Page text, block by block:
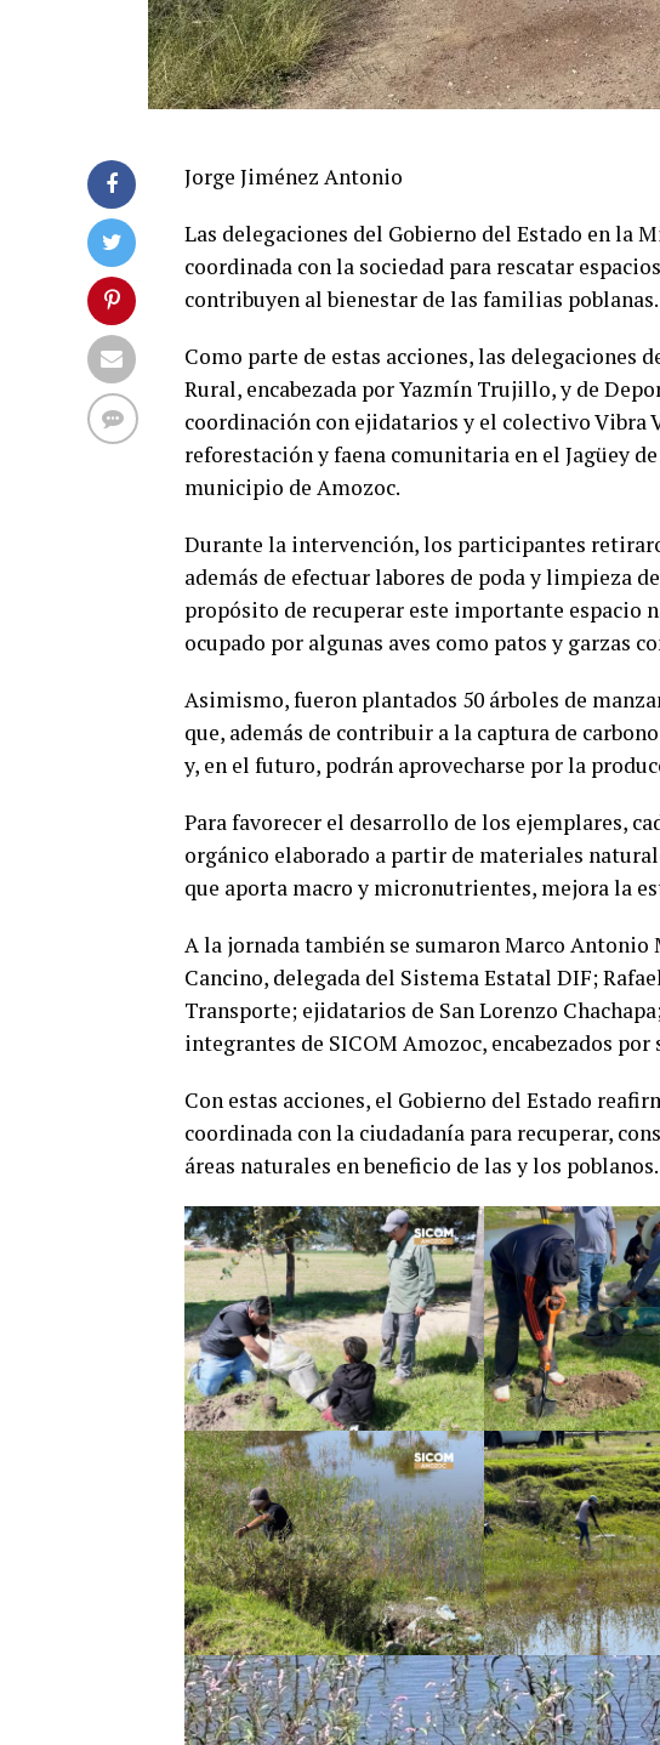
Jorge Jiménez Antonio
Las delegaciones del Gobierno del Estado en la
coordinada con la sociedad para rescatar
contribuyen al bienestar de las familias poblanas.
Como parte de estas acciones, las delegaciones
Rural, encabezada por Yazmín Trujillo, y de
coordinación con ejidatarios y el colectivo Vibra
reforestación y faena comunitaria en el Jagüey
municipio de Amozoc.
Durante la intervención, los participantes
además de efectuar labores de poda y limpieza
propósito de recuperar este importante espacio
ocupado por algunas aves como patos y garzas
Asimismo, fueron plantados 50 árboles de
que, además de contribuir a la captura de
y, en el futuro, podrán aprovecharse por la
Para favorecer el desarrollo de los ejemplares,
orgánico elaborado a partir de materiales
que aporta macro y micronutrientes, mejora la
A la jornada también se sumaron Marco Antonio
Cancino, delegada del Sistema Estatal DIF;
Transporte; ejidatarios de San Lorenzo
integrantes de SICOM Amozoc, encabezados
Con estas acciones, el Gobierno del Estado
coordinada con la ciudadanía para recuperar,
áreas naturales en beneficio de las y los poblanos.